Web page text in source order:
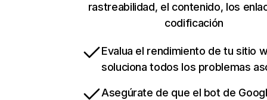
rastreabilidad, el contenido, los
codificación
Evalua el rendimiento de tu sitio
soluciona todos los problemas
Asegúrate de que el bot de